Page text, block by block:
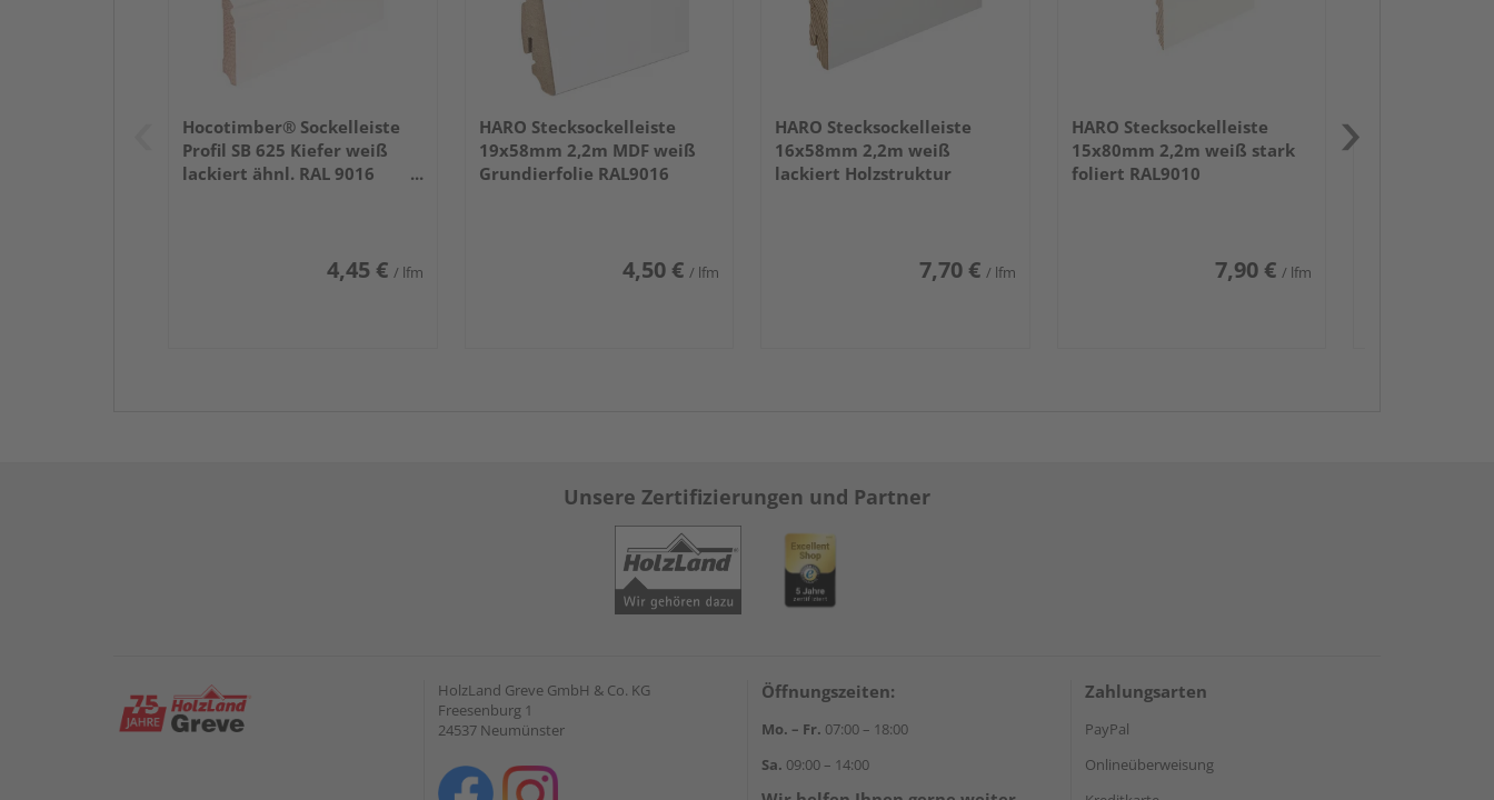
Hocotimber® Sockelleiste
Profil SB 625 Kiefer weiß
lackiert ähnl. RAL 9016
4,45 € / lfm
HARO Stecksockelleiste
19x58mm 2,2m MDF weiß
Grundierfolie RAL9016
4,50 € / lfm
HARO Stecksockelleiste
16x58mm 2,2m weiß
lackiert Holzstruktur
7,70 € / lfm
HARO Stecksockelleiste
15x80mm 2,2m weiß stark
foliert RAL9010
7,90 € / lfm
Unsere Zertifizierungen und Partner
HolzLand Greve GmbH & Co. KG
Freesenburg 1
24537 Neumünster
Öffnungszeiten:
Mo. – Fr. 07:00 – 18:00
Sa. 09:00 – 14:00
Zahlungsarten
PayPal
Onlineüberweisung